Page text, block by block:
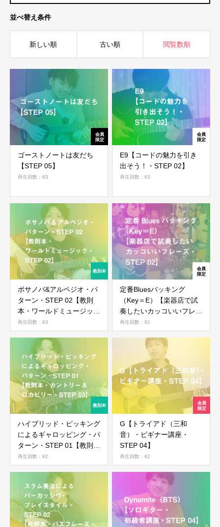
並べ替え条件
新しい順 古い順 閲覧数順
ゴーストノートは友だち
【STEP 05】
再生回数：83
E9【コードの魅力を引き
出そう！・STEP 02】
再生回数：83
ボサノバ&アルペジオ・パ
ターン・STEP 02【教則
本・ワールドミュージッ
ク・STEP 02】
再生回数：83
定番Bluesバッキング
（Key＝E）【楽器店で試
奏したいカッコいいフレー
ズ・STEP 02】
再生回数：82
ハイブリッド・ピッキング
によるギャロッピング・パ
ターン・STEP 01【教則
本・カントリー&ロカビリ
ー・STEP 03】
再生回数：82
G【トライアド（三和
音）・ビギナー講座・
STEP 04】
再生回数：82